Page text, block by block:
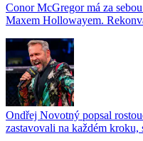
Conor McGregor má za
Maxem Hollowayem.
Ondřej Novotný popsal
zastavovali na každém kroku,